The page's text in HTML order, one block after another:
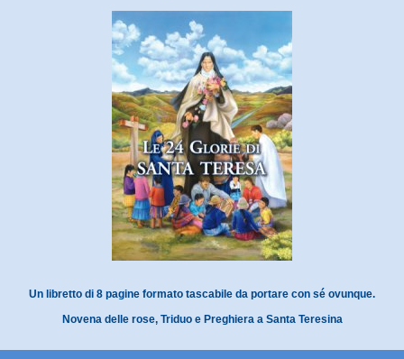
Un libretto di 8 pagine formato tascabile da portare con sé ovunque.
Novena delle rose, Triduo e Preghiera a Santa Teresina